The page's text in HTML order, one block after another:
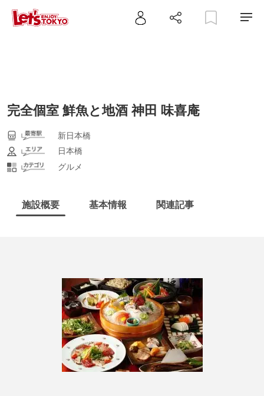
完全個室 鮮魚と地酒 神田 味喜庵
新日本橋
日本橋
グルメ
施設概要 基本情報 関連記事